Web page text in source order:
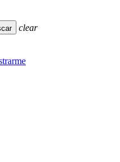
clear